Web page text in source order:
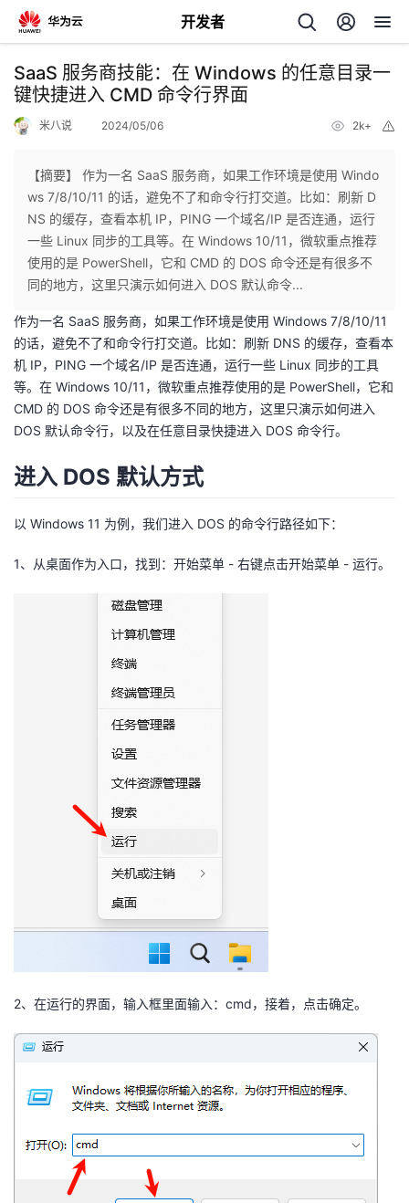
开发者
返
回
个
人
页
我
开
发
者
我
的
博
我
的
我
者
学
的
课
我
的
我
支
持
我
技
术
的
云
SaaS 服务商技能：在 Windows 的任意目录一
键快捷进入 CMD 命令行界面
米八说 2024/05/06 2k+
【摘要】 作为一名 SaaS 服务商，如果工作环境是使用 Windo
ws 7/8/10/11 的话，避免不了和命令行打交道。比如：刷新 D
NS 的缓存，查看本机 IP，PING 一个域名/IP 是否连通，运行
一些 Linux 同步的工具等。在 Windows 10/11，微软重点推荐
使用的是 PowerShell，它和 CMD 的 DOS 命令还是有很多不
同的地方，这里只演示如何进入 DOS 默认命令...
作为一名 SaaS 服务商，如果工作环境是使用 Windows 7/8/10/11
的话，避免不了和命令行打交道。比如：刷新 DNS 的缓存，查看本
机 IP，PING 一个域名/IP 是否连通，运行一些 Linux 同步的工具
等。在 Windows 10/11，微软重点推荐使用的是 PowerShell，它和
CMD 的 DOS 命令还是有很多不同的地方，这里只演示如何进入
DOS 默认命令行，以及在任意目录快捷进入 DOS 命令行。
进入 DOS 默认方式
以 Windows 11 为例，我们进入 DOS 的命令行路径如下：
1、从桌面作为入口，找到：开始菜单 - 右键点击开始菜单 - 运行。
2、在运行的界面，输入框里面输入：cmd，接着，点击确定。